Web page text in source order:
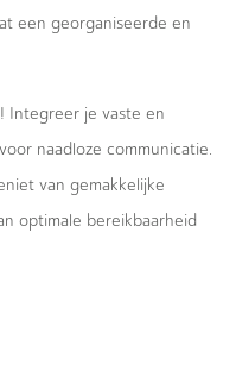
een georganiseerde en
Integreer je vaste en
naadloze communicatie.
van gemakkelijke
optimale bereikbaarheid